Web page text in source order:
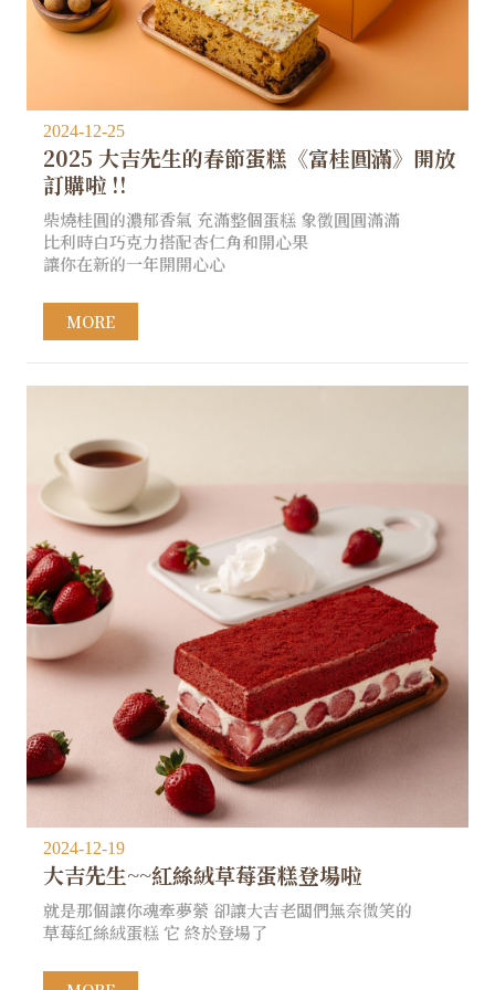
2024-12-25
2025 大吉先生的春節蛋糕《富桂圓滿》開放
訂購啦 !!
柴燒桂圓的濃郁香氣 充滿整個蛋糕 象徵圓圓滿滿
比利時白巧克力搭配杏仁角和開心果
讓你在新的一年開開心心
MORE
2024-12-19
大吉先生~~紅絲絨草莓蛋糕登場啦
就是那個讓你魂牽夢縈 卻讓大吉老闆們無奈微笑的
草莓紅絲絨蛋糕 它 終於登場了